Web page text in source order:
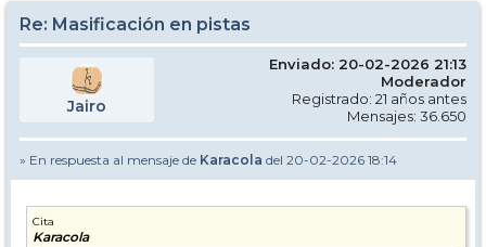
Re: Masificación en pistas
Jairo
Enviado: 20-02-2026 21:13
Moderador
Registrado: 21 años antes
Mensajes: 36.650
» En respuesta al mensaje de Karacola del 20-02-2026 18:14
Cita
Karacola